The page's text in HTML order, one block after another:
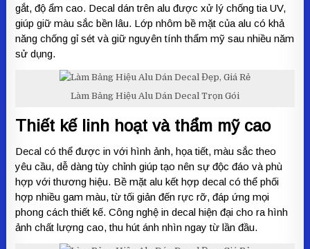
gắt, độ ẩm cao. Decal dán trên alu được xử lý chống tia UV,
giúp giữ màu sắc bền lâu. Lớp nhôm bề mặt của alu có khả
năng chống gỉ sét và giữ nguyên tính thẩm mỹ sau nhiều năm
sử dụng.
Làm Bảng Hiệu Alu Dán Decal Trọn Gói
Thiết kế linh hoạt và thẩm mỹ cao
Decal có thể được in với hình ảnh, họa tiết, màu sắc theo
yêu cầu, dễ dàng tùy chỉnh giúp tạo nên sự độc đáo và phù
hợp với thương hiệu. Bề mặt alu kết hợp decal có thể phối
hợp nhiều gam màu, từ tối giản đến rực rỡ, đáp ứng mọi
phong cách thiết kế. Công nghệ in decal hiện đại cho ra hình
ảnh chất lượng cao, thu hút ánh nhìn ngay từ lần đầu.